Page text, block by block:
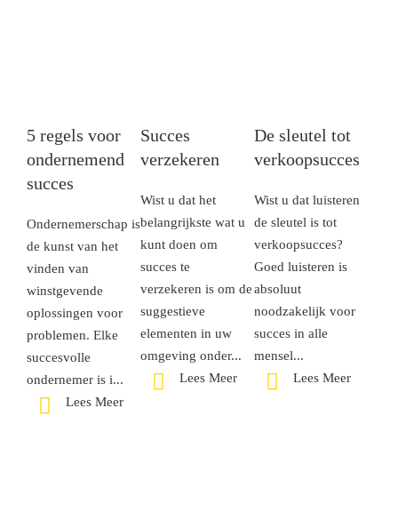
5 regels voor
ondernemend
succes
Ondernemerschap is
de kunst van het
vinden van
winstgevende
oplossingen voor
problemen. Elke
succesvolle
ondernemer is i...
Lees Meer
Succes
verzekeren
Wist u dat het
belangrijkste wat u
kunt doen om
succes te
verzekeren is om de
suggestieve
elementen in uw
omgeving onder...
Lees Meer
De sleutel tot
verkoopsucces
Wist u dat luisteren
de sleutel is tot
verkoopsucces?
Goed luisteren is
absoluut
noodzakelijk voor
succes in alle
mensel...
Lees Meer